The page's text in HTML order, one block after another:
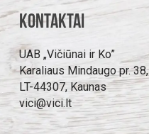
Kontaktai
UAB „Vičiūnai ir Ko”
Karaliaus Mindaugo pr. 38,
LT-44307, Kaunas
vici@vici.lt